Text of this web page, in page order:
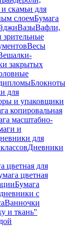
скамьи для
слоемБумага
ВазыВафли,
Весы
закрытых
Блокноты
для
и упаковщики
копировальная
масштабно-
и
для
Дневники
цветная для
цветная
Бумага
с
Ванночки
и ткань"